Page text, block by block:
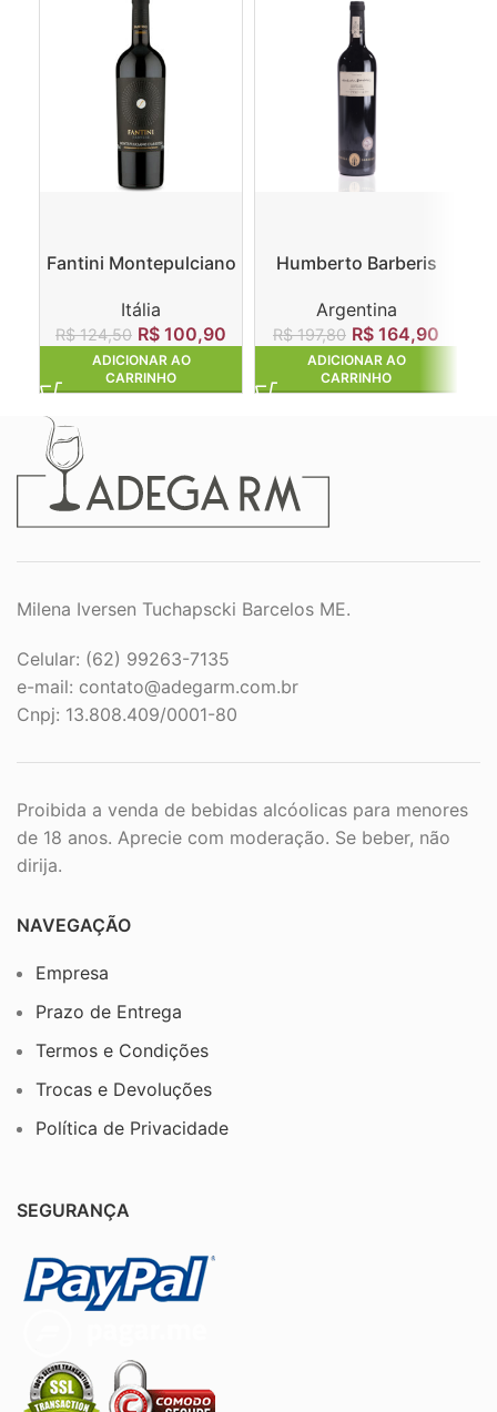
Fantini Montepulciano
Itália
R$124,50 R$ 100,90
ADICIONAR AO
CARRINHO
Humberto Barberis
Argentina
R$197,80 R$ 164,90
ADICIONAR AO
CARRINHO
Milena Iversen Tuchapscki Barcelos ME.
Celular: (62) 99263-7135
e-mail: contato@adegarm.com.br
Cnpj: 13.808.409/0001-80
Proibida a venda de bebidas alcóolicas para menores
de 18 anos. Aprecie com moderação. Se beber, não
dirija.
NAVEGAÇÃO
Empresa
Prazo de Entrega
Termos e Condições
Trocas e Devoluções
Política de Privacidade
SEGURANÇA